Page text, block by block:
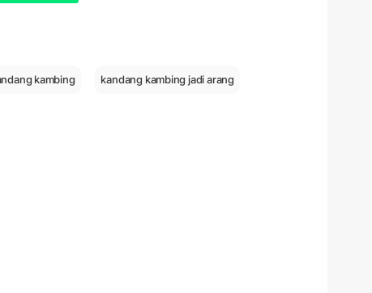
kambing kandang kambing jadi arang